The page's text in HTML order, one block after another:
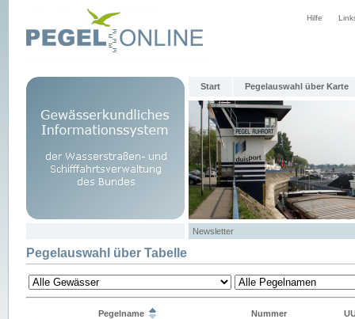
Hilfe
Start Pegelauswahl über Karte
Newsletter
Pegelauswahl über Tabelle
Pegelname Nummer